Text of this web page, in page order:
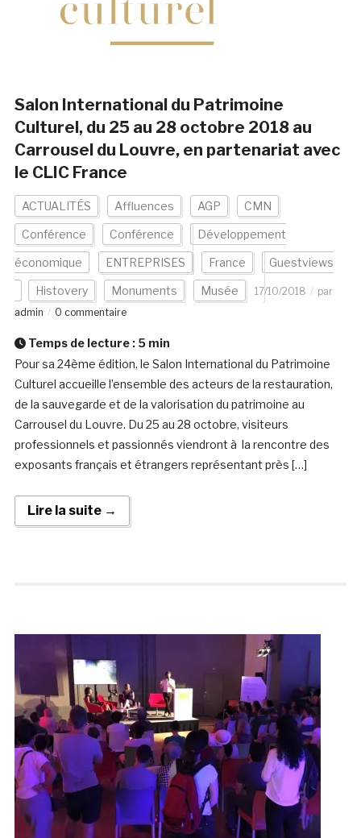
Salon International du Patrimoine
Culturel, du 25 au 28 octobre 2018 au
Carrousel du Louvre, en partenariat avec
le CLIC France
ACTUALITÉS Affluences AGP CMN
Conférence Conférence Développement
économique ENTREPRISES France Guestviews
Histovery Monuments Musée 17/10/2018
par
admin
0 commentaire
Temps de lecture : 5 min
Pour sa 24ème édition, le Salon International du Patrimoine
Culturel accueille l’ensemble des acteurs de la restauration,
de la sauvegarde et de la valorisation du patrimoine au
Carrousel du Louvre. Du 25 au 28 octobre, visiteurs
professionnels et passionnés viendront à la rencontre des
exposants français et étrangers représentant près […]
Lire la suite →